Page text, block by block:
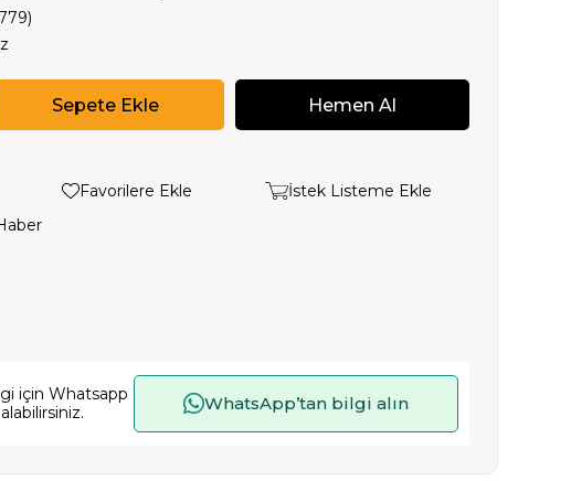
Favorilere Ekle
İstek Listeme Ekle
için Whatsapp
WhatsApp’tan bilgi alın